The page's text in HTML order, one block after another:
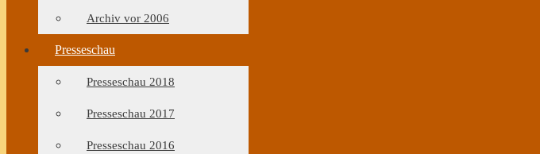
Archiv vor 2006
Presseschau
Presseschau 2018
Presseschau 2017
Presseschau 2016